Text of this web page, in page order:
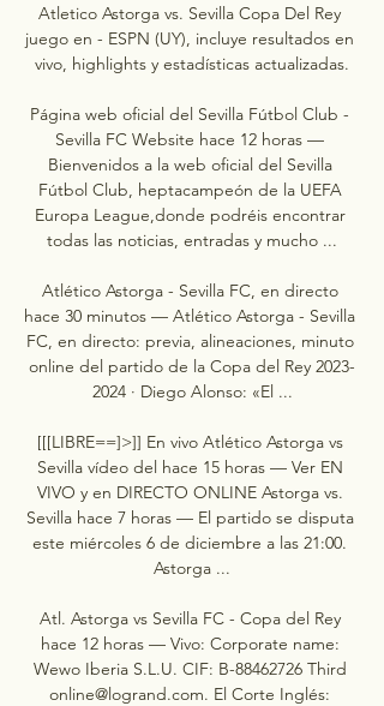
Atletico Astorga vs. Sevilla Copa Del Rey
juego en - ESPN (UY), incluye resultados en
vivo, highlights y estadísticas actualizadas.
Página web oficial del Sevilla Fútbol Club -
Sevilla FC Website hace 12 horas —
Bienvenidos a la web oficial del Sevilla
Fútbol Club, heptacampeón de la UEFA
Europa League,donde podréis encontrar
todas las noticias, entradas y mucho ...
Atlético Astorga - Sevilla FC, en directo
hace 30 minutos — Atlético Astorga - Sevilla
FC, en directo: previa, alineaciones, minuto
online del partido de la Copa del Rey 2023-
2024 · Diego Alonso: «El ...
[[[LIBRE==]>]] En vivo Atlético Astorga vs
Sevilla vídeo del hace 15 horas — Ver EN
VIVO y en DIRECTO ONLINE Astorga vs.
Sevilla hace 7 horas — El partido se disputa
este miércoles 6 de diciembre a las 21:00.
Astorga ...
Atl. Astorga vs Sevilla FC - Copa del Rey
hace 12 horas — Vivo: Corporate name:
Wewo Iberia S.L.U. CIF: B-88462726 Third
online@logrand.com. El Corte Inglés: